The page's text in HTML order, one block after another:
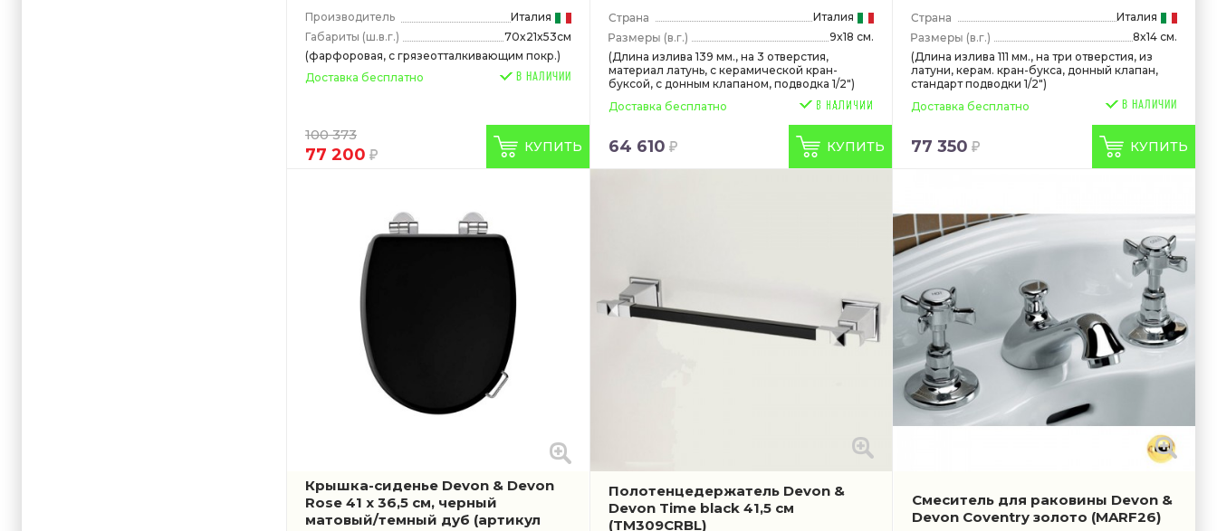
Производитель
Италия
Габариты (ш.в.г.)
70x21x53см
(фарфоровая, с грязеотталкивающим покр.)
Доставка бесплатно
В НАЛИЧИИ
100 373
77 200 КУПИТЬ
Италия
(в.г.)
9x18 см.
(Длина излива 139 мм., на 3 отверстия,
материал латунь, с керамической кран-
буксой, с донным клапаном, подводка 1/2")
Доставка бесплатно
64 610 КУПИТЬ
Италия
(в.г.)
8x14 см.
(Длина излива 111 мм., на три отверстия, из
латуни, керам. кран-букса, донный клапан,
стандарт подводки 1/2")
Доставка бесплатно
В НАЛИЧИИ
77 350 КУПИТЬ
Крышка-сиденье Devon & Devon
Rose 41 x 36,5 см, черный
матовый/темный дуб (артикул
Полотенцедержатель Devon &
Devon Time black 41,5 см
(TM309CRBL)
Смеситель для раковины Devon &
Devon Coventry золото (MARF26)